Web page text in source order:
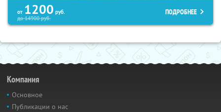
от 1200 руб.
до14900руб.
ПОДРОБНЕЕ
Компания
Основное
Публикации о нас